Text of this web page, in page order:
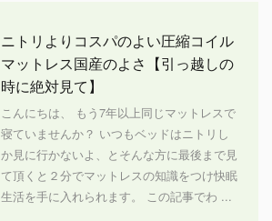
ニトリよりコスパのよい圧縮コイル
マットレス国産のよさ【引っ越しの
時に絶対見て】
こんにちは、 もう7年以上同じマットレスで
寝ていませんか？ いつもベッドはニトリし
か見に行かないよ、とそんな方に最後まで見
て頂くと２分でマットレスの知識をつけ快眠
生活を手に入れられます。 この記事でわ ...